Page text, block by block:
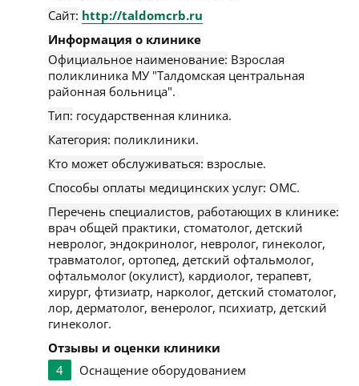
Сайт: http://taldomcrb.ru
Информация о клинике
Официальное наименование: Взрослая
поликлиника МУ "Талдомская центральная
районная больница".
Тип: государственная клиника.
Категория: поликлиники.
Кто может обслуживаться: взрослые.
Способы оплаты медицинских услуг: ОМС.
Перечень специалистов, работающих в клинике:
врач общей практики, стоматолог, детский
невролог, эндокринолог, невролог, гинеколог,
травматолог, ортопед, детский офтальмолог,
офтальмолог (окулист), кардиолог, терапевт,
хирург, фтизиатр, нарколог, детский стоматолог,
лор, дерматолог, венеролог, психиатр, детский
гинеколог.
Отзывы и оценки клиники
4
Оснащение оборудованием